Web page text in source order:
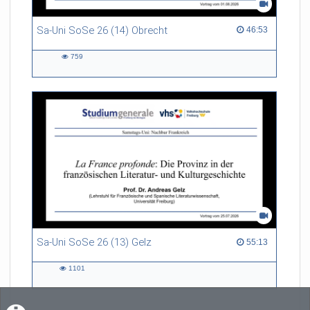
Sa-Uni SoSe 26 (14) Obrecht 46:53
46:53 duration
759
Sa-Uni SoSe 26 (13) Gelz 55:13
55:13 duration
1101